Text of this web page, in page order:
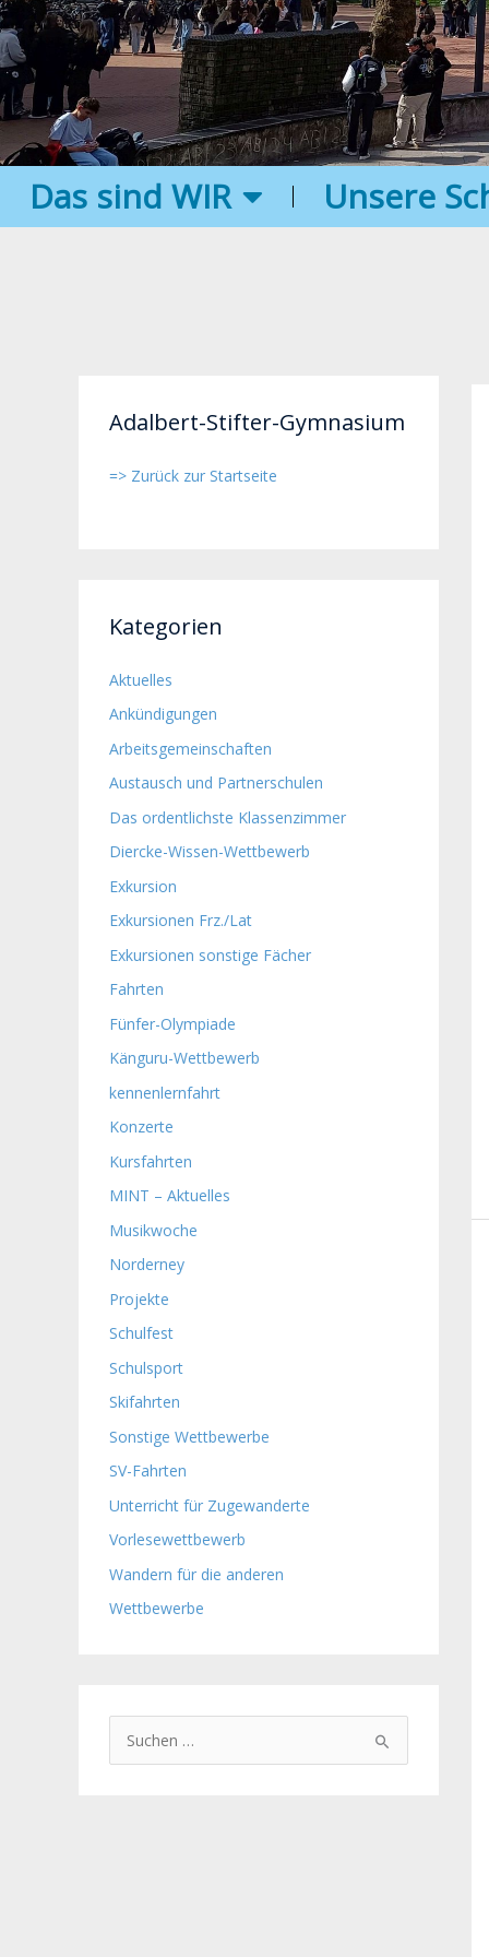
Das sind WIR Unsere
Adalbert-Stifter-Gymnasium
=> Zurück zur Startseite
Kategorien
Aktuelles
Ankündigungen
Arbeitsgemeinschaften
Austausch und Partnerschulen
Das ordentlichste Klassenzimmer
Diercke-Wissen-Wettbewerb
Exkursion
Exkursionen Frz./Lat
Exkursionen sonstige Fächer
Fahrten
Fünfer-Olympiade
Känguru-Wettbewerb
kennenlernfahrt
Konzerte
Kursfahrten
MINT – Aktuelles
Musikwoche
Norderney
Projekte
Schulfest
Schulsport
Skifahrten
Sonstige Wettbewerbe
SV-Fahrten
Unterricht für Zugewanderte
Vorlesewettbewerb
Wandern für die anderen
Wettbewerbe